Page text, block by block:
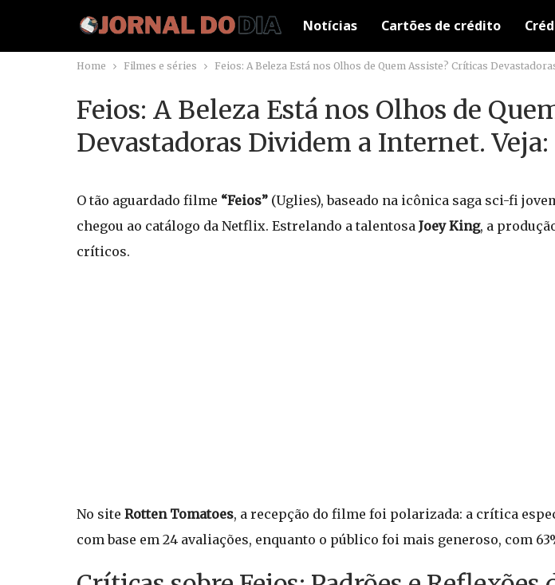
Notícias Cartões de crédito
Home Filmes e séries Feios: A Beleza Está nos Olhos de Quem Assiste? Críticas
Feios: A Beleza Está nos Olhos de
Devastadoras Dividem a Internet. Veja:
O tão aguardado filme “Feios” (Uglies), baseado na icônica saga sci-fi
chegou ao catálogo da Netflix. Estrelando a talentosa Joey King, a
críticos.
No site Rotten Tomatoes, a recepção do filme foi polarizada: a crítica
com base em 24 avaliações, enquanto o público foi mais generoso, com